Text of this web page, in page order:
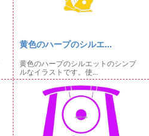
黄色のハープのシルエ...
黄色のハープのシルエットのシンプ
ルなイラストです。使...